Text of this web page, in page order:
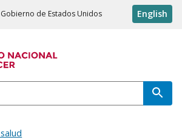
de Estados Unidos English